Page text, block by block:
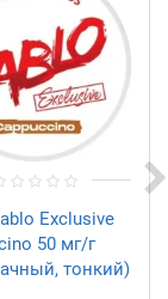
Exclusive
50 мг/г
тонкий)